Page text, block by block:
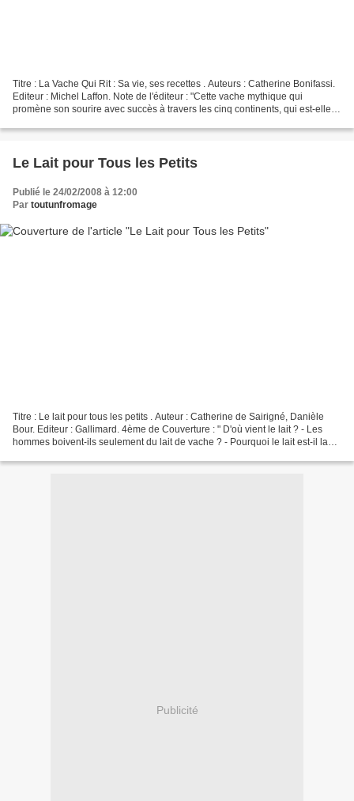
Titre : La Vache Qui Rit : Sa vie, ses recettes . Auteurs : Catherine Bonifassi.
Editeur : Michel Laffon. Note de l'éditeur : "Cette vache mythique qui
promène son sourire avec succès à travers les cinq continents, qui est-elle ?
Le Lait pour Tous les Petits
Publié le 24/02/2008 à 12:00
Par toutunfromage
Titre : Le lait pour tous les petits . Auteur : Catherine de Sairigné, Danièle
Bour. Editeur : Gallimard. 4ème de Couverture : " D'où vient le lait ? - Les
hommes boivent-ils seulement du lait de vache ? - Pourquoi le lait est-il la
Publicité